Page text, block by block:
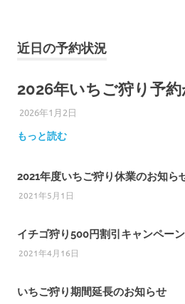
近日の予約状況
2026年いちご狩り予
2026年1月2日
もっと読む
2021年度いちご狩り休業のお知ら
2021年5月1日
イチゴ狩り500円割引キャンペー
2021年4月16日
いちご狩り期間延長のお知らせ